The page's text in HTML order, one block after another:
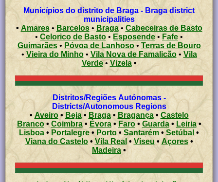
Municípios do distrito de Braga - Braga district
municipalities
• Amares• Barcelos• Braga• Cabeceiras de Basto
•
Celorico de Basto • Esposende • Fafe •
Guimarães• Póvoa de Lanhoso•
Terras de Bouro
• Vieira do Minho• Vila Nova de Famalicão• Vila
Verde• Vizela•
Distritos/Regiões Autónomas -
Districts/Autonomous Regions
• Aveiro• Beja• Braga• Bragança• Castelo
Branco• Coimbra• Évora•Faro• Guarda• Leiria•
Lisboa •Portalegre• Porto • Santarém • Setúbal •
Viana do Castelo• Vila Real • Viseu•Açores •
Madeira •